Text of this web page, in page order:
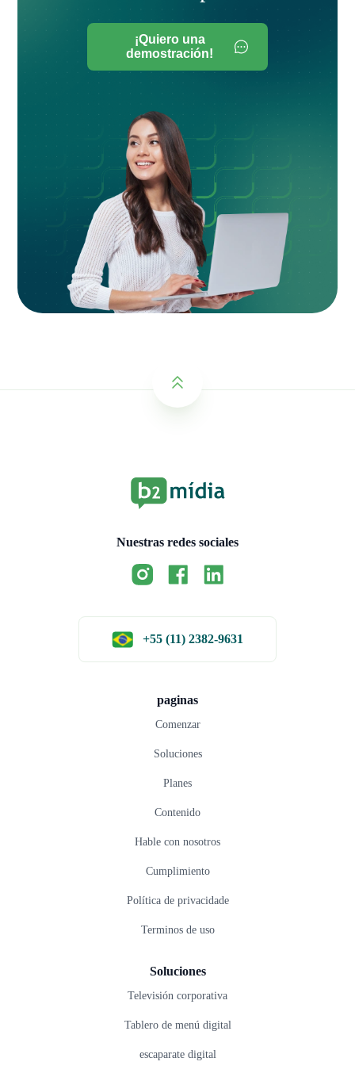
¡Quiero una
demostración!
Nuestras redes sociales
paginas
Comenzar
Soluciones
Planes
Contenido
Hable con nosotros
Cumplimiento
Política de privacidade
Terminos de uso
Soluciones
Televisión corporativa
Tablero de menú digital
escaparate digital
+55 (11) 2382-9631